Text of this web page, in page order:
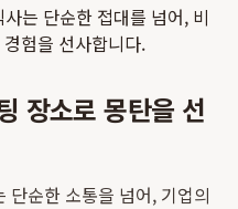
는 단순한 접대를 넘어, 비
험을 선사합니다.
장소로 몽탄을 선
단순한 소통을 넘어, 기업의